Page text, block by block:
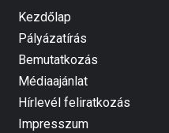
Kezdőlap
Pályázatírás
Bemutatkozás
Médiaajánlat
Hírlevél feliratkozás
Impresszum